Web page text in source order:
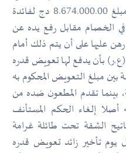
الاستفادة مع استعدادها لإرجاع مبلغ 8.674.000.00 دج لفائدة
الخصام مقابل رفع يده عن
عليها على أن يتم ذلك أمام
بأن يدفع لها تعويض قدره
مقاصة بين مبلغ التعويض المحكوم به
بينما تقدم المطعون ضده من
إلغاء الحكم المستأنف
الشقة تحت طائلة غرامة
دج عن كل يوم تأخير زائد تعويض قدره